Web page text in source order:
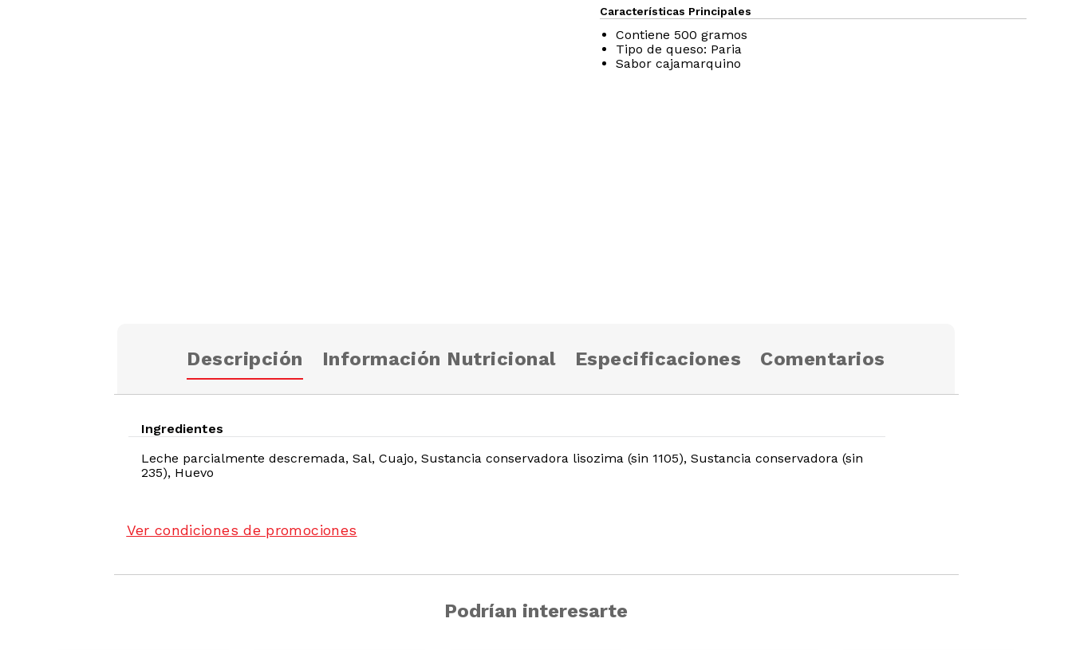
Características Principales
Contiene 500 gramos
Tipo de queso: Paria
Sabor cajamarquino
Descripción Información Nutricional Especificaciones Comentarios
Ingredientes
Leche parcialmente descremada, Sal, Cuajo, Sustancia conservadora lisozima (sin 1105), Sustancia conservadora (sin
235), Huevo
Ver condiciones de promociones
Podrían interesarte